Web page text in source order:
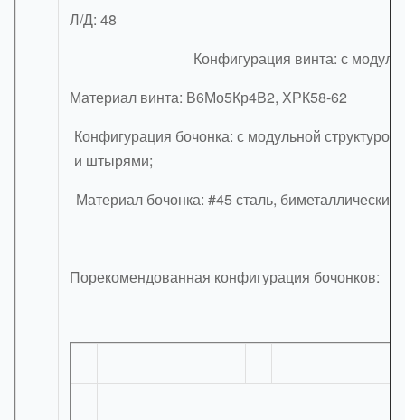
Л/Д: 48
Конфигурация винта: с
Материал винта: В6Мо5Кр4В2, ХРК58-62
Конфигурация бочонка: с модульной
и штырями;
Материал бочонка: #45 сталь,
Порекомендованная конфигурация бочонков: